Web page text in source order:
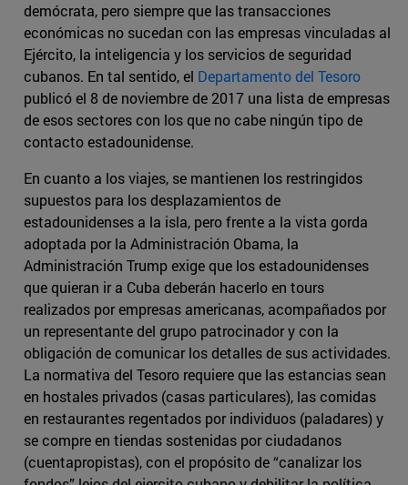
demócrata, pero siempre que las transacciones
económicas no sucedan con las empresas vinculadas al
Ejército, la inteligencia y los servicios de seguridad
cubanos. En tal sentido, el Departamento del Tesoro
publicó el 8 de noviembre de 2017 una lista de empresas
de esos sectores con los que no cabe ningún tipo de
contacto estadounidense.
En cuanto a los viajes, se mantienen los restringidos
supuestos para los desplazamientos de
estadounidenses a la isla, pero frente a la vista gorda
adoptada por la Administración Obama, la
Administración Trump exige que los estadounidenses
que quieran ir a Cuba deberán hacerlo en tours
realizados por empresas americanas, acompañados por
un representante del grupo patrocinador y con la
obligación de comunicar los detalles de sus actividades.
La normativa del Tesoro requiere que las estancias sean
en hostales privados (casas particulares), las comidas
en restaurantes regentados por individuos (paladares) y
se compre en tiendas sostenidas por ciudadanos
(cuentapropistas), con el propósito de “canalizar los